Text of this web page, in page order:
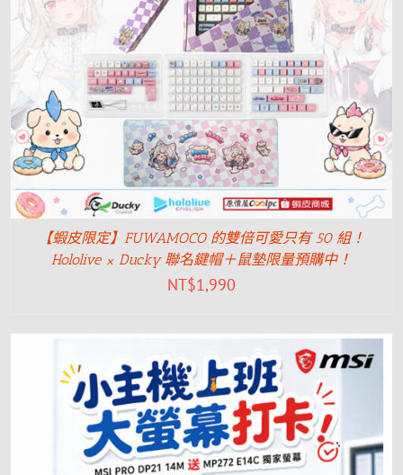
【蝦皮限定】FUWAMOCO 的雙倍可愛只有 50 組！
Hololive × Ducky 聯名鍵帽＋鼠墊限量預購中！
NT$1,990